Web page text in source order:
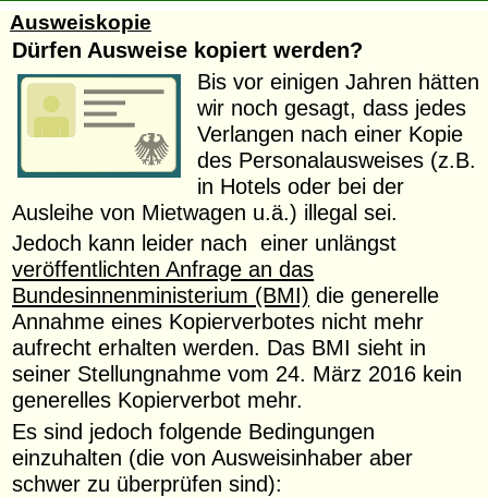
Ausweiskopie
Dürfen Ausweise kopiert werden?
Bis vor einigen Jahren hätten
wir noch gesagt, dass jedes
Verlangen nach einer Kopie
des Personalausweises (z.B.
in Hotels oder bei der
Ausleihe von Mietwagen u.ä.) illegal sei.
Jedoch kann leider nach einer unlängst
veröffentlichten Anfrage an das
Bundesinnenministerium (BMI) die generelle
Annahme eines Kopierverbotes nicht mehr
aufrecht erhalten werden. Das BMI sieht in
seiner Stellungnahme vom 24. März 2016 kein
generelles Kopierverbot mehr.
Es sind jedoch folgende Bedingungen
einzuhalten (die von Ausweisinhaber aber
schwer zu überprüfen sind):